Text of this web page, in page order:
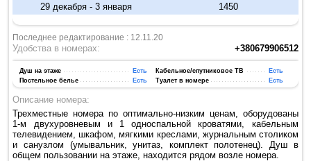
29 декабря - 3 января
1450
Последнее редактирование : 12.11.20
+380679906512
Удобства в номерах:
Душ на этаже Есть Кабельное/спутниковое ТВ
Есть
Постельное белье
Есть Туалет в номере Есть
Описание номера:
Трехместные номера по оптимально-низким ценам, оборудованы
1-м двухуровневым и 1 односпальной кроватями, кабельным
телевидением, шкафом, мягкими креслами, журнальным столиком
и санузлом (умывальник, унитаз, комплект полотенец). Душ в
общем пользовании на этаже, находится рядом возле номера.